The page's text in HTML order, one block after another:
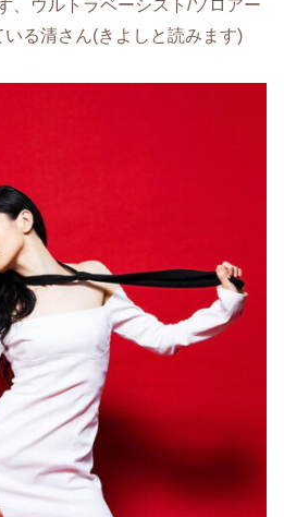
、ウルトラベーシスト/ソロアー
る清さん(きよしと読みます)